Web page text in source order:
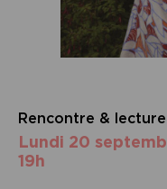
Rencontre & lecture
lundi 20
19h